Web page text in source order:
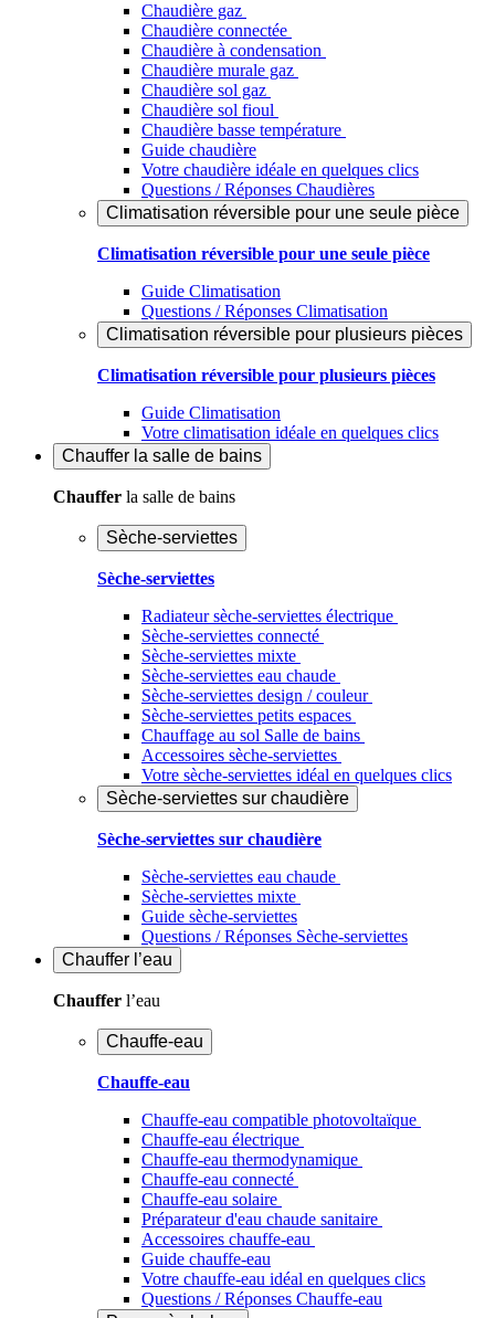
Chaudière gaz
Chaudière connectée
Chaudière à condensation
Chaudière murale gaz
Chaudière sol gaz
Chaudière sol fioul
Chaudière basse température
Guide chaudière
Votre chaudière idéale en quelques clics
Questions / Réponses Chaudières
Climatisation réversible pour une seule pièce
Climatisation réversible pour une seule pièce
Guide Climatisation
Questions / Réponses Climatisation
Climatisation réversible pour plusieurs pièces
Climatisation réversible pour plusieurs pièces
Guide Climatisation
Votre climatisation idéale en quelques clics
Chauffer la salle de bains
Chauffer la salle de bains
Sèche-serviettes
Sèche-serviettes
Radiateur sèche-serviettes électrique
Sèche-serviettes connecté
Sèche-serviettes mixte
Sèche-serviettes eau chaude
Sèche-serviettes design / couleur
Sèche-serviettes petits espaces
Chauffage au sol Salle de bains
Accessoires sèche-serviettes
Votre sèche-serviettes idéal en quelques clics
Sèche-serviettes sur chaudière
Sèche-serviettes sur chaudière
Sèche-serviettes eau chaude
Sèche-serviettes mixte
Guide sèche-serviettes
Questions / Réponses Sèche-serviettes
Chauffer l’eau
Chauffer l’eau
Chauffe-eau
Chauffe-eau
Chauffe-eau compatible photovoltaïque
Chauffe-eau électrique
Chauffe-eau thermodynamique
Chauffe-eau connecté
Chauffe-eau solaire
Préparateur d'eau chaude sanitaire
Accessoires chauffe-eau
Guide chauffe-eau
Votre chauffe-eau idéal en quelques clics
Questions / Réponses Chauffe-eau